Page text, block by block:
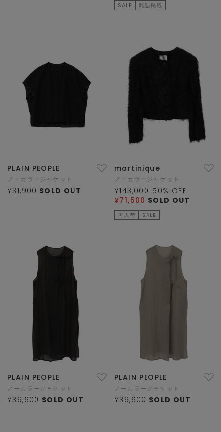
SALE 雑誌掲載
PLAIN PEOPLE
ノーカラージャケット
¥31,900 SOLD OUT
martinique
ノーカラージャケット
¥143,000 50% OFF
¥71,500 SOLD OUT
再入荷 SALE
PLAIN PEOPLE
ノーカラージャケット
¥39,600 SOLD OUT
PLAIN PEOPLE
ノーカラージャケット
¥39,600 SOLD OUT